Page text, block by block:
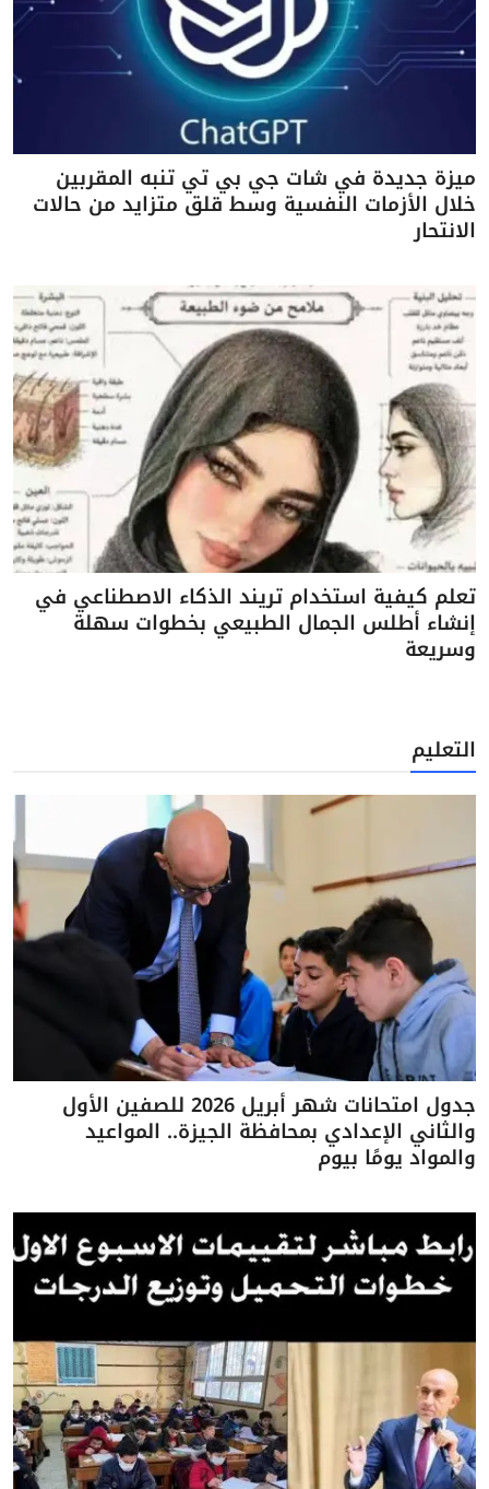
ميزة جديدة في شات جي بي تي تنبه المقربين
خلال الأزمات النفسية وسط قلق متزايد من حالات
الانتحار
تعلم كيفية استخدام تريند الذكاء الاصطناعي في
إنشاء أطلس الجمال الطبيعي بخطوات سهلة
وسريعة
التعليم
جدول امتحانات شهر أبريل 2026 للصفين الأول
والثاني الإعدادي بمحافظة الجيزة.. المواعيد
والمواد يومًا بيوم